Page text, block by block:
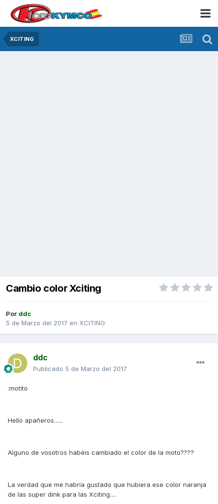
XCITING
Cambio color Xciting
Por ddc
5 de Marzo del 2017 en XCITING
ddc
Publicado 5 de Marzo del 2017
:motito
Hello apañeros......
Alguno de vosotros habéis cambiado el color de la moto????
La verdad que me habría gustado que hubiera ese color naranja
de las super dink para las Xciting....